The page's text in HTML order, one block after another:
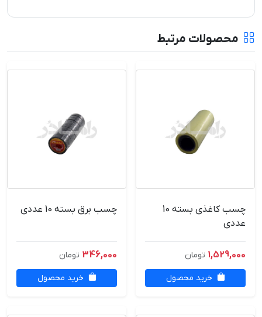
محصولات مرتبط
چسب کاغذی بسته 10
عددی
1,529,000 تومان
خرید محصول
چسب برق بسته 10 عددی
346,000 تومان
خرید محصول